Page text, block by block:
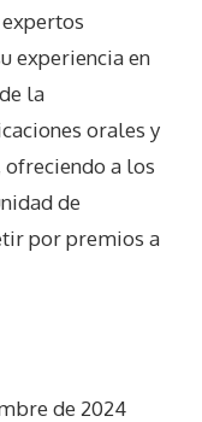
experiencia en
la
orales y
a los
de
por premios a
de 2024